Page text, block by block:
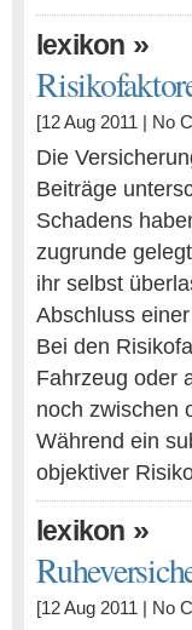
lexikon »
[12 Aug 2011 | No
Die
Beiträge
Schadens
zugrunde
ihr selbst
Abschluss
Bei den
Fahrzeug oder
noch zwischen
Während ein
objektiver
lexikon »
[12 Aug 2011 | No